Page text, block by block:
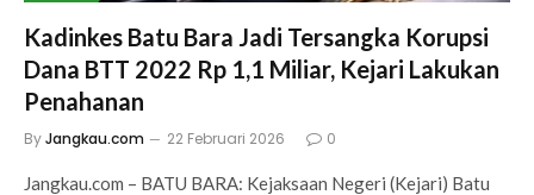
Kadinkes Batu Bara Jadi Tersangka Korupsi
Dana BTT 2022 Rp 1,1 Miliar, Kejari Lakukan
Penahanan
ByJangkau.com 22 Februari 2026 0
Jangkau.com – BATU BARA: Kejaksaan Negeri (Kejari) Batu